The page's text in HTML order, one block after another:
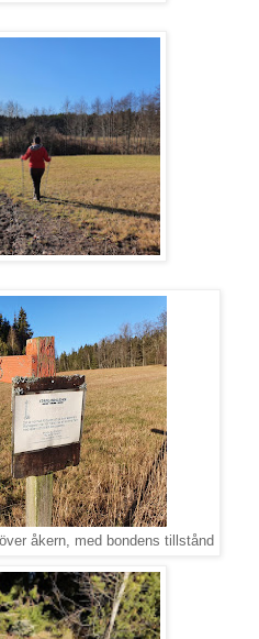
åkern, med bondens tillstånd